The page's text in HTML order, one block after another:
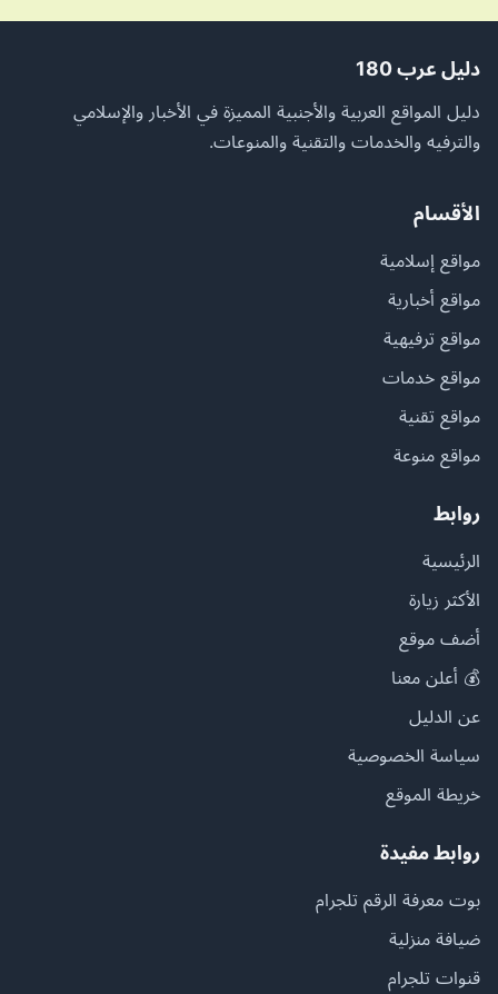
دليل عرب 180
دليل المواقع العربية والأجنبية المميزة في الأخبار والإسلامي
والترفيه والخدمات والتقنية والمنوعات.
الأقسام
مواقع إسلامية
مواقع أخبارية
مواقع ترفيهية
مواقع خدمات
مواقع تقنية
مواقع منوعة
روابط
الرئيسية
الأكثر زيارة
أضف موقع
💰 أعلن معنا
عن الدليل
سياسة الخصوصية
خريطة الموقع
روابط مفيدة
بوت معرفة الرقم تلجرام
ضيافة منزلية
قنوات تلجرام